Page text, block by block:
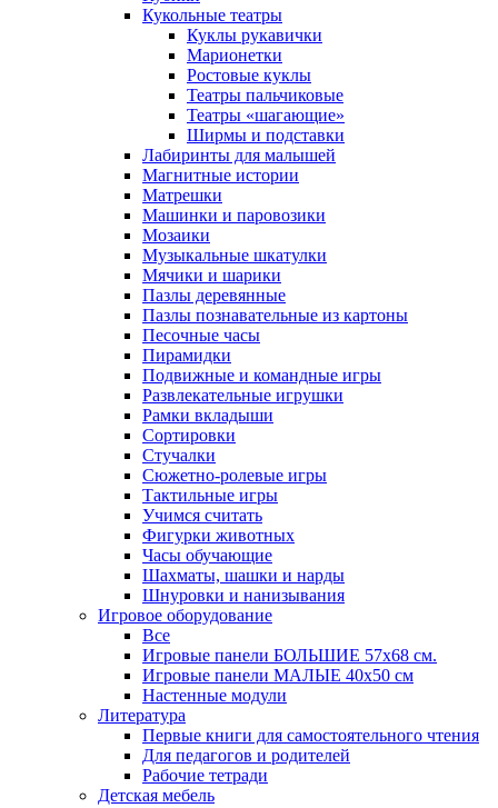
Кукольные театры
Куклы рукавички
Марионетки
Ростовые куклы
Театры пальчиковые
Театры «шагающие»
Ширмы и подставки
Лабиринты для малышей
Магнитные истории
Матрешки
Машинки и паровозики
Мозаики
Музыкальные шкатулки
Мячики и шарики
Пазлы деревянные
Пазлы познавательные из картоны
Песочные часы
Пирамидки
Подвижные и командные игры
Развлекательные игрушки
Рамки вкладыши
Сортировки
Стучалки
Сюжетно-ролевые игры
Тактильные игры
Учимся считать
Фигурки животных
Часы обучающие
Шахматы, шашки и нарды
Шнуровки и нанизывания
Игровое оборудование
Все
Игровые панели БОЛЬШИЕ 57х68 см.
Игровые панели МАЛЫЕ 40х50 см
Настенные модули
Литература
Первые книги для самостоятельного чтения
Для педагогов и родителей
Рабочие тетради
Детская мебель